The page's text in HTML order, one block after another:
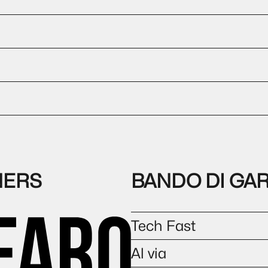
BANDO DI
Tech Fast
Al via